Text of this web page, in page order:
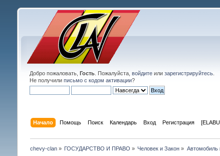
Добро пожаловать, Гость. Пожалуйста, войдитеили зарегистрируйтесь.
Не получили письмо с кодом активации?
Начало Помощь Поиск Календарь Вход Регистрация
chevy-clan» ГОСУДАРСТВО И ПРАВО » Человек и Закон » Автомобиль